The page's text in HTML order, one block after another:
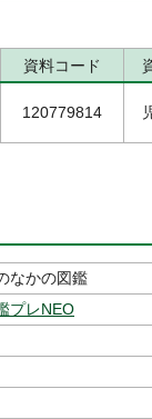
資料コード
120779814
なかの図鑑
プレNEO